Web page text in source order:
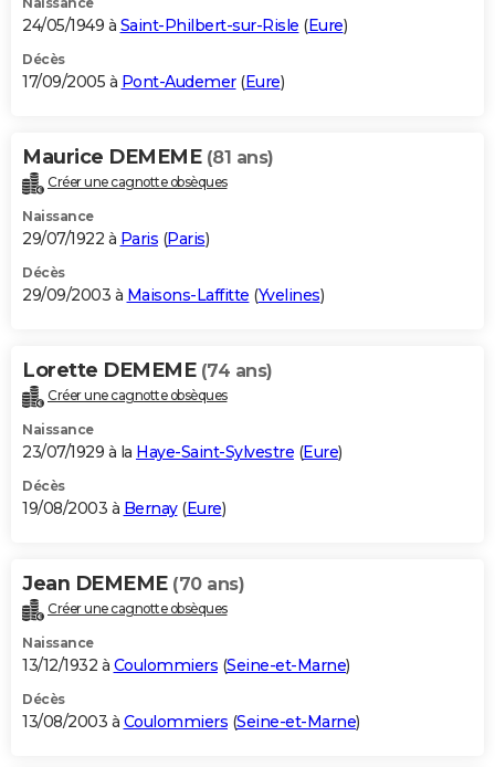
24/05/1949 à Saint-Philbert-sur-Risle (Eure)
Décès
17/09/2005 à Pont-Audemer(Eure)
Maurice DEMEME (81 ans)
Créer une cagnotte obsèques
Naissance
29/07/1922 à Paris (Paris)
Décès
29/09/2003 à Maisons-Laffitte (Yvelines)
Lorette DEMEME (74 ans)
Créer une cagnotte obsèques
Naissance
23/07/1929 à la Haye-Saint-Sylvestre (Eure)
Décès
19/08/2003 à Bernay(Eure)
Jean DEMEME (70 ans)
Créer une cagnotte obsèques
Naissance
13/12/1932 à Coulommiers (Seine-et-Marne)
Décès
13/08/2003 à Coulommiers (Seine-et-Marne)